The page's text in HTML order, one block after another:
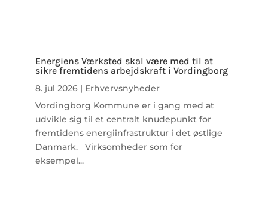
Energiens Værksted skal være med til at
sikre fremtidens arbejdskraft i Vordingborg
8. jul 2026 | Erhvervsnyheder
Vordingborg Kommune er i gang med at
udvikle sig til et centralt knudepunkt for
fremtidens energiinfrastruktur i det østlige
Danmark. Virksomheder som for
eksempel...